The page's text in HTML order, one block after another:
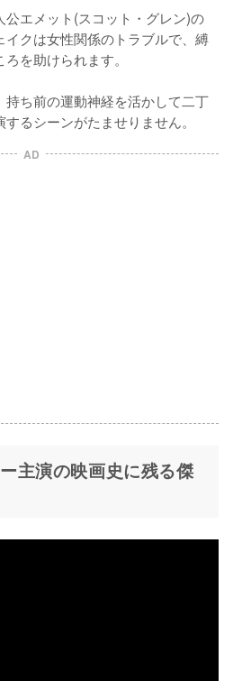
エメット(スコット・グレン)の
イクは女性関係のトラブルで、縛
を助けられます。
ち前の運動神経を活かして二丁
るシーンがたませりません。
AD
主演の映画史に残る傑